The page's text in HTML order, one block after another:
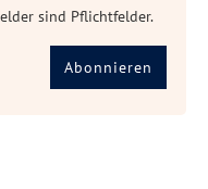
sind Pflichtfelder.
Abonnieren